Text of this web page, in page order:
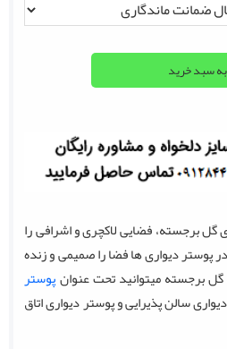
گل برجسته، فضایی لاکچری و اشرافی را
پوستر دیواری ها فضا را صمیمی و زنده
برجسته میتوانید تحت عنوانپوستر
سالن پذیرایی و پوستر دیواری اتاق